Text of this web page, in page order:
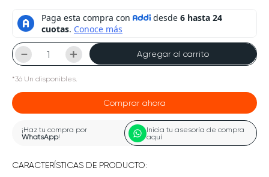
＋
－ Agregar al carrito
*36 Un disponibles.
Comprar ahora
¡Haz tu compra por
WhatsApp!
Inicia tu asesoría de compra
aquí
CARACTERÍSTICAS DE PRODUCTO: